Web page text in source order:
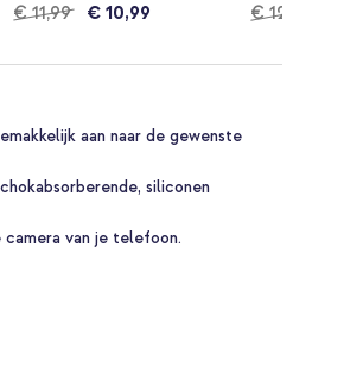
€ 11,99
€ 10,99
€ 12,99
aan naar de gewenste
siliconen
camera van je telefoon.